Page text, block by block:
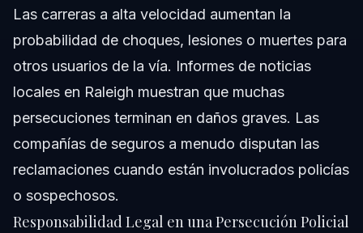
Las carreras a alta velocidad aumentan la
probabilidad de choques, lesiones o muertes para
otros usuarios de la vía. Informes de noticias
locales en Raleigh muestran que muchas
persecuciones terminan en daños graves. Las
compañías de seguros a menudo disputan las
reclamaciones cuando están involucrados policías
o sospechosos.
Responsabilidad Legal en una Persecución Policial